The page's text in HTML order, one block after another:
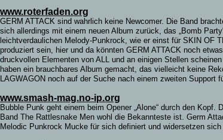
www.roterfaden.org
GERM ATTACK sind wahrlich keine Newcomer. Die Band
sich allerdings mit einem neuen Album zurück, das „Bomb
leichtverdaulichen Melody-Punkrock, wie er einst für SKIN OF
produziert sein, hier und da könnten GERM ATTACK noch
druckvollen Elementen von ALL und an einigen Stellen
haben ein brauchbares Album gemacht, das vielleicht keine
LAGWAGON noch auf der Suche nach einem zweiten Support
www.smash-mag.no-ip.org
Bubble Punk geht einem beim Opener „Alone“ durch den
Band The Rattlesnake Men wohl die Bekannteste ist. Germ
Melodic Punkrock Mucke für sich definiert und widersetzen